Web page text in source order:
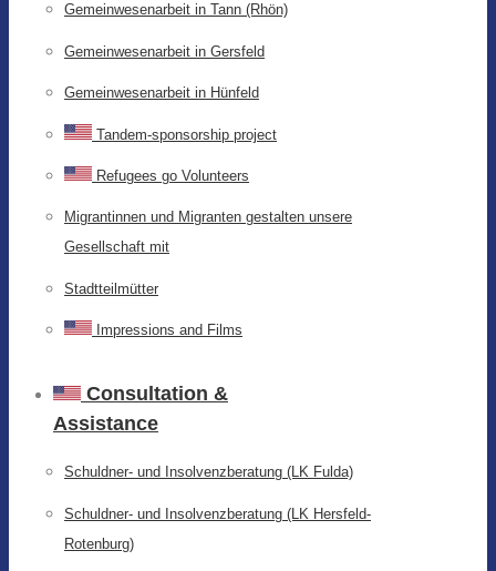
Gemeinwesenarbeit in Tann (Rhön)
Gemeinwesenarbeit in Gersfeld
Gemeinwesenarbeit in Hünfeld
Tandem-sponsorship project
Refugees go Volunteers
Migrantinnen und Migranten gestalten unsere
Gesellschaft mit
Stadtteilmütter
Impressions and Films
Consultation &
Assistance
Schuldner- und Insolvenzberatung (LK Fulda)
Schuldner- und Insolvenzberatung (LK Hersfeld-
Rotenburg)